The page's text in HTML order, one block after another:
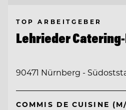
TOP ARBEITGEBER
Lehrieder
90471 Nürnberg -
COMMIS DE CUISINE